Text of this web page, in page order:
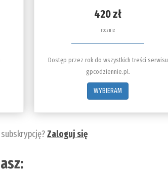
420 zł
rocznie
Dostęp przez rok do wszystkich treści serwisu
gpcodziennie.pl.
WYBIERAM
subskrypcję?Zaloguj się